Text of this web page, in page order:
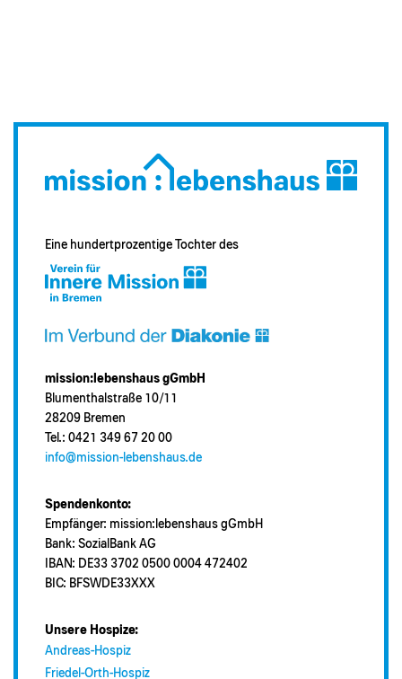
Eine hundertprozentige Tochter des
mission:lebenshaus gGmbH
Blumenthalstraße 10/11
28209 Bremen
Tel.: 0421 349 67 20 00
info@mission-lebenshaus.de
Spendenkonto:
Empfänger: mission:lebenshaus gGmbH
Bank: SozialBank AG
IBAN: DE33 3702 0500 0004 472402
BIC: BFSWDE33XXX
Unsere Hospize:
Andreas-Hospiz
Friedel-Orth-Hospiz